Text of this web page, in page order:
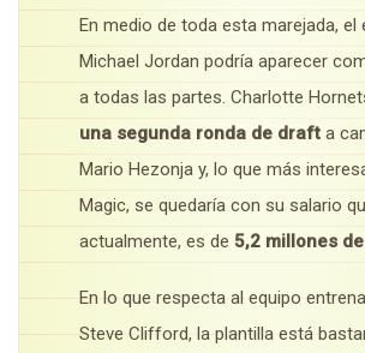
En medio de toda esta marejada, el
Michael Jordan podría aparecer
a todas las partes. Charlotte
una segunda ronda de draft a
Mario Hezonja y, lo que más
Magic, se quedaría con su salario
actualmente, es de 5,2 millones
En lo que respecta al equipo
Steve Clifford, la plantilla está